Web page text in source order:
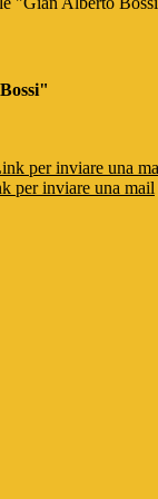
per inviare una
per inviare una mail